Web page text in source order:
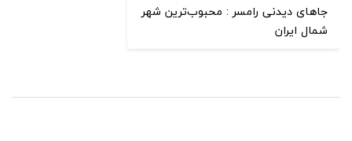
جاهای دیدنی رامسر : محبوب‌ترین شهر
شمال ایران